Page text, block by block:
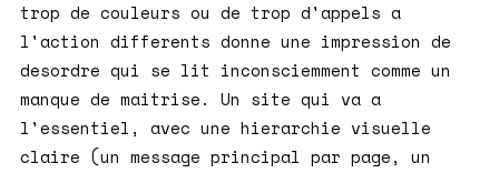
trop de couleurs ou de trop d'appels a
l'action differents donne une impression de
desordre qui se lit inconsciemment comme un
manque de maitrise. Un site qui va a
l'essentiel, avec une hierarchie visuelle
claire (un message principal par page, un